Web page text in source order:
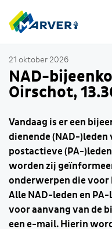
21 oktober 2026
NAD-
Oirschot,
Vandaag is er een
dienende (NAD-)leden
postactieve (PA-
worden zij
onderwerpen die voor
Alle NAD-leden en
voor aanvang van de
een e-mail. Hierin